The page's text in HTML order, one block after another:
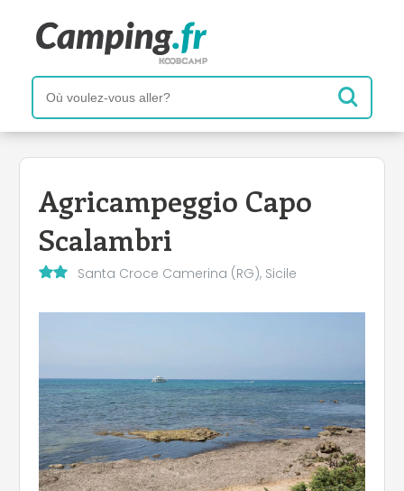
Agricampeggio Capo
Scalambri
Santa Croce Camerina (RG), Sicile